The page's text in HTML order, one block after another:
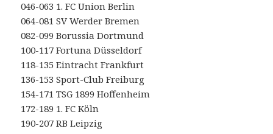
046-063 1. FC Union Berlin
064-081 SV Werder Bremen
082-099 Borussia Dortmund
100-117 Fortuna Düsseldorf
118-135 Eintracht Frankfurt
136-153 Sport-Club Freiburg
154-171 TSG 1899 Hoffenheim
172-189 1. FC Köln
190-207 RB Leipzig